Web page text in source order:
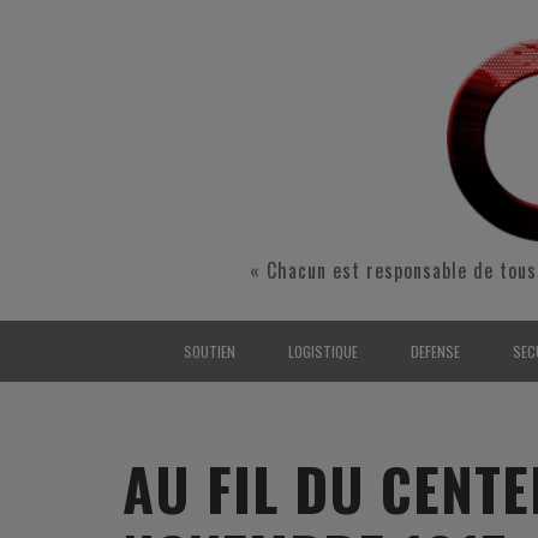
« Chacun est responsable de
SOUTIEN LOGISTIQUE
AIR
DEFENSE
AIR
AU FIL DU